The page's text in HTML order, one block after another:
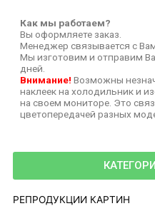
РЕПРОДУКЦИИ КАРТИН
Как мы работаем?
Вы оформляете заказ.
Менеджер связывается с
Мы изготовим и отправим
дней.
Внимание! Возможны
наклеек на холодильник и
на своем мониторе. Это
цветопередачей разных